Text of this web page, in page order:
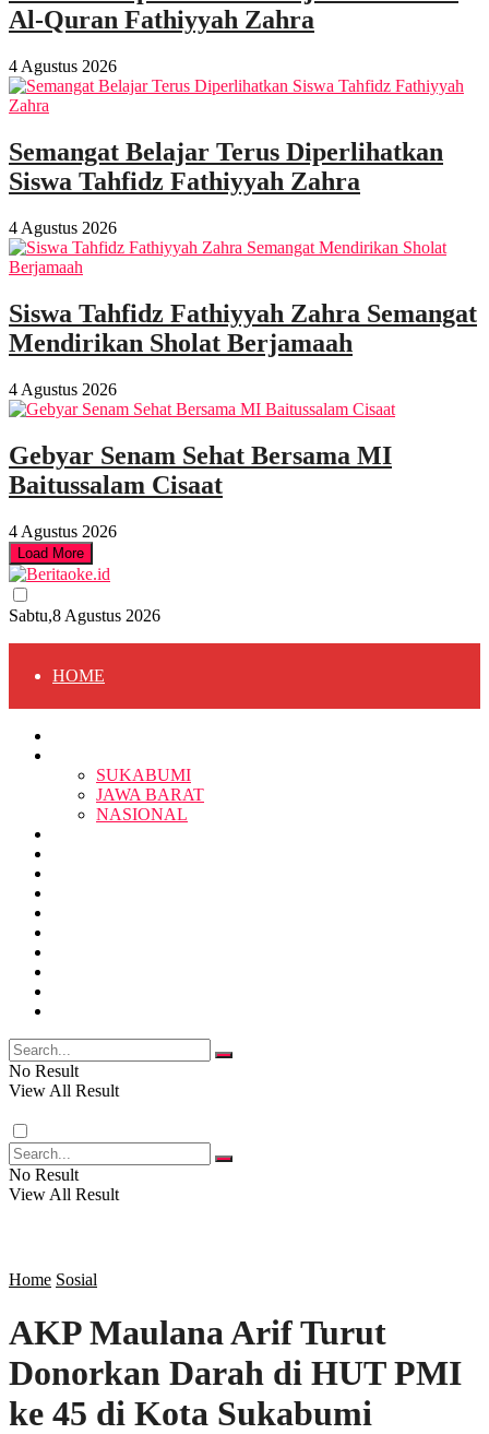
Al-Quran Fathiyyah Zahra
4 Agustus 2026
Semangat Belajar Terus Diperlihatkan
Siswa Tahfidz Fathiyyah Zahra
4 Agustus 2026
Siswa Tahfidz Fathiyyah Zahra Semangat
Mendirikan Sholat Berjamaah
4 Agustus 2026
Gebyar Senam Sehat Bersama MI
Baitussalam Cisaat
4 Agustus 2026
Load More
Sabtu,8 Agustus 2026
HOME
SUKABUMI
PENDIDIKAN
SOSOK
POLITIK
SUKABUMI
JAWA BARAT
NASIONAL
No Result
View All Result
No Result
View All Result
Home Sosial
AKP Maulana Arif Turut
Donorkan Darah di HUT PMI
ke 45 di Kota Sukabumi